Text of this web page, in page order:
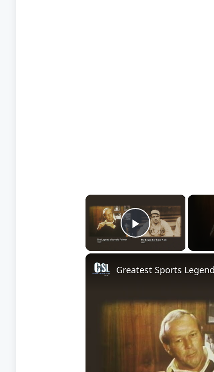
×
Play Video